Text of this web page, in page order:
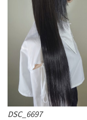
DSC_6697